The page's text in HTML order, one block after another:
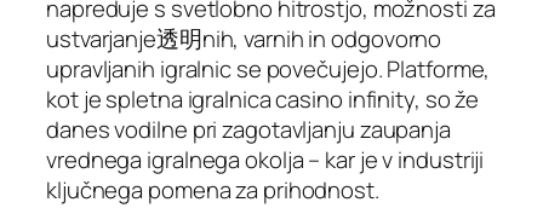
napreduje s svetlobno hitrostjo, možnosti za
ustvarjanje透明nih, varnih in odgovorno
upravljanih igralnic se povečujejo. Platforme,
kot je spletna igralnica casino infinity, so že
danes vodilne pri zagotavljanju zaupanja
vrednega igralnega okolja – kar je v industriji
ključnega pomena za prihodnost.